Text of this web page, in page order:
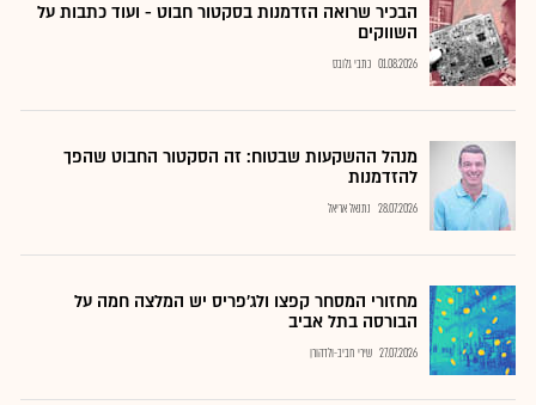
הבכיר שרואה הזדמנות בסקטור חבוט - ועוד כתבות על
השווקים
01.08.2026 כתבי גלובס
מנהל ההשקעות שבטוח: זה הסקטור החבוט שהפך
להזדמנות
28.07.2026 נתנאל אריאל
מחזורי המסחר קפצו ולג'פריס יש המלצה חמה על
הבורסה בתל אביב
27.07.2026 שירי חביב-ולדהורן